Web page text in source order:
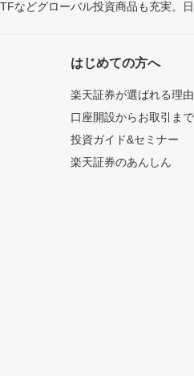
などグローバル投資商品も充実。
はじめての方へ
楽天証券が選ばれる理由
口座開設からお取引ま
投資ガイド&セミナー
楽天証券のあんしん